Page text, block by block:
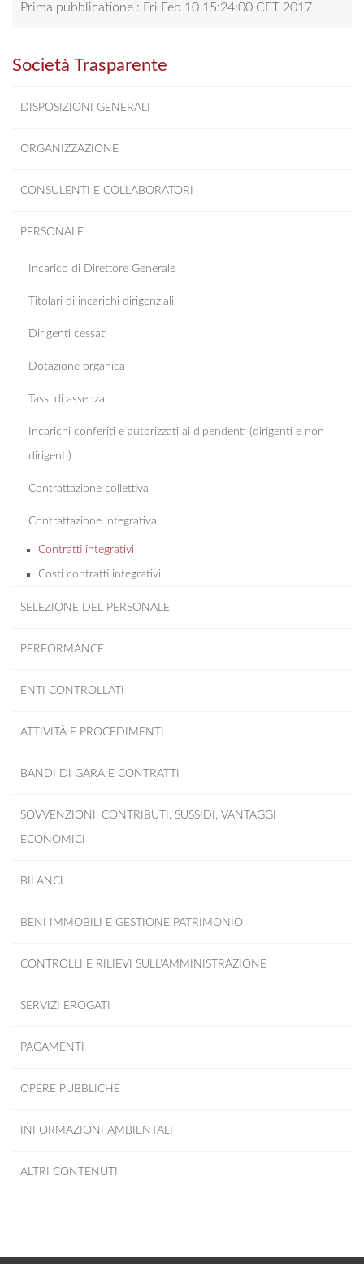
Prima pubblicatione : Fri Feb 10 15:24:00 CET 2017
Società Trasparente
DISPOSIZIONI GENERALI
ORGANIZZAZIONE
CONSULENTI E COLLABORATORI
PERSONALE
Incarico di Direttore Generale
Titolari di incarichi dirigenziali
Dirigenti cessati
Dotazione organica
Tassi di assenza
Incarichi conferiti e autorizzati ai dipendenti (dirigenti e non
dirigenti)
Contrattazione collettiva
Contrattazione integrativa
Contratti integrativi
Costi contratti integrativi
SELEZIONE DEL PERSONALE
PERFORMANCE
ENTI CONTROLLATI
ATTIVITÀ E PROCEDIMENTI
BANDI DI GARA E CONTRATTI
SOVVENZIONI, CONTRIBUTI, SUSSIDI, VANTAGGI
ECONOMICI
BILANCI
BENI IMMOBILI E GESTIONE PATRIMONIO
CONTROLLI E RILIEVI SULL'AMMINISTRAZIONE
SERVIZI EROGATI
PAGAMENTI
OPERE PUBBLICHE
INFORMAZIONI AMBIENTALI
ALTRI CONTENUTI